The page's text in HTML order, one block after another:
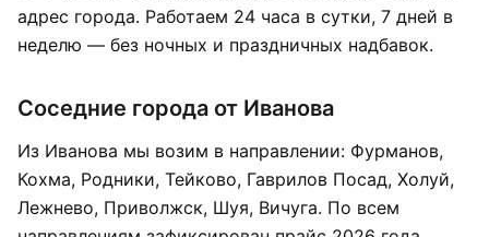
адрес города. Работаем 24 часа в сутки, 7 дней в
неделю — без ночных и праздничных надбавок.
Соседние города от Иванова
Из Иванова мы возим в направлении: Фурманов,
Кохма, Родники, Тейково, Гаврилов Посад, Холуй,
Лежнево, Приволжск, Шуя, Вичуга. По всем